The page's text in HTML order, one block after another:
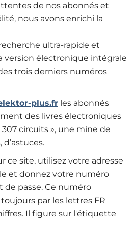
de nos abonnés et
nous avons enrichi la
ultra-rapide et
version électronique intégrale
trois derniers numéros
plus.fr les abonnés
des livres électroniques
circuits », une mine de
d’astuces.
ce site, utilisez votre adresse
et donnez votre numéro
passe. Ce numéro
par les lettres FR
Il figure sur l'étiquette